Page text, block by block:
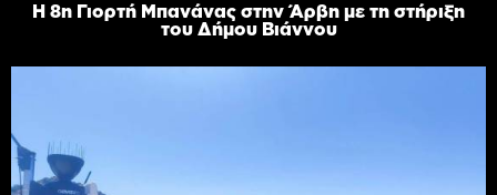
Η 8η Γιορτή Μπανάνας στην Άρβη με τη στήριξη
του Δήμου Βιάννου